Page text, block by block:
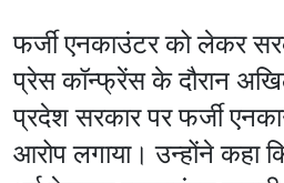
फर्जी एनकाउंटर को लेकर
प्रेस कॉन्फ्रेंस के दौरान
प्रदेश सरकार पर फर्जी
आरोप लगाया। उन्होंने कहा